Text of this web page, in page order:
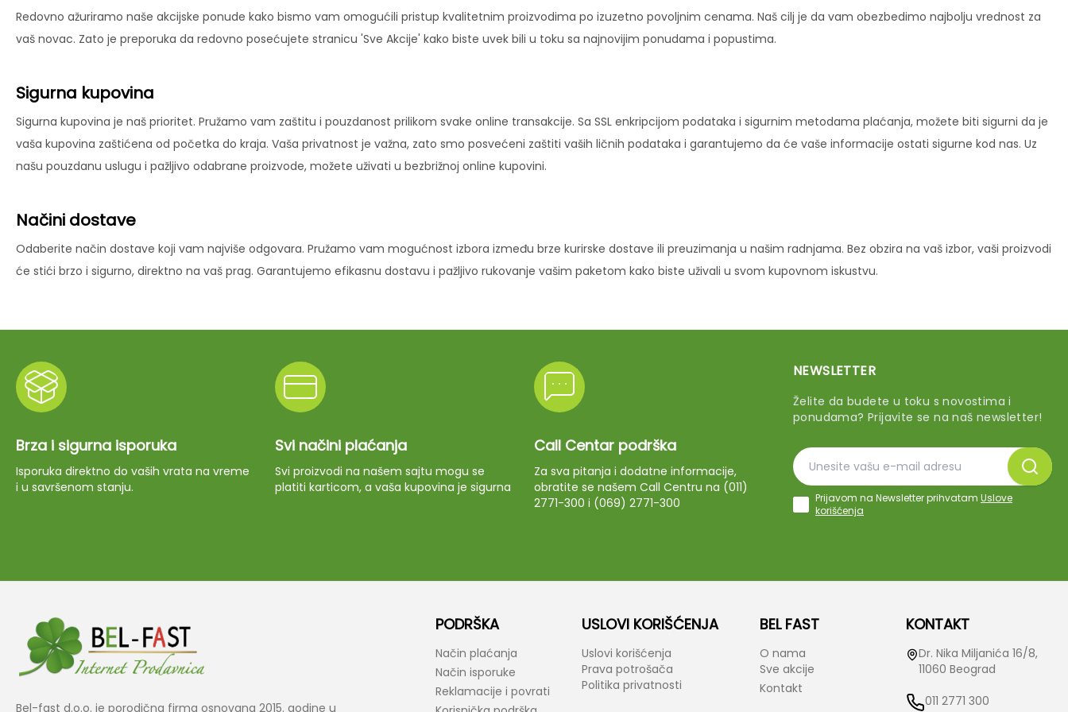
Redovno ažuriramo naše akcijske ponude kako bismo vam omogućili pristup kvalitetnim proizvodima po izuzetno povoljnim cenama. Naš cilj je da vam obezbedimo najbolju vrednost za
vaš novac. Zato je preporuka da redovno posećujete stranicu 'Sve Akcije' kako biste uvek bili u toku sa najnovijim ponudama i popustima.
Sigurna kupovina
Sigurna kupovina je naš prioritet. Pružamo vam zaštitu i pouzdanost prilikom svake online transakcije. Sa SSL enkripcijom podataka i sigurnim metodama plaćanja, možete biti sigurni da je
vaša kupovina zaštićena od početka do kraja. Vaša privatnost je važna, zato smo posvećeni zaštiti vaših ličnih podataka i garantujemo da će vaše informacije ostati sigurne kod nas. Uz
našu pouzdanu uslugu i pažljivo odabrane proizvode, možete uživati u bezbrižnoj online kupovini.
Načini dostave
Odaberite način dostave koji vam najviše odgovara. Pružamo vam mogućnost izbora između brze kurirske dostave ili preuzimanja u našim radnjama. Bez obzira na vaš izbor, vaši proizvodi
će stići brzo i sigurno, direktno na vaš prag. Garantujemo efikasnu dostavu i pažljivo rukovanje vašim paketom kako biste uživali u svom kupovnom iskustvu.
Brza i sigurna isporuka
Isporuka direktno do vaših vrata na vreme
i u savršenom stanju.
Svi načini plaćanja
Svi proizvodi na našem sajtu mogu se
platiti karticom, a vaša kupovina je sigurna
Call Centar podrška
Za sva pitanja i dodatne informacije,
obratite se našem Call Centru na (011)
2771-300 i (069) 2771-300
NEWSLETTER
Želite da budete u toku s novostima i
ponudama? Prijavite se na naš newsletter!
Prijavom na Newsletter prihvatam Uslove
korišćenja
Bel-fast d.o.o. je porodična firma osnovana 2015. godine u
PODRŠKA
Način plaćanja
Način isporuke
Reklamacije i povrati
USLOVI KORIŠĆENJA
Uslovi korišćenja
Prava potrošača
Politika privatnosti
BEL FAST
O nama
Sve akcije
Kontakt
KONTAKT
Dr. Nika Miljanića 16/8,
11060 Beograd
011 2771 300